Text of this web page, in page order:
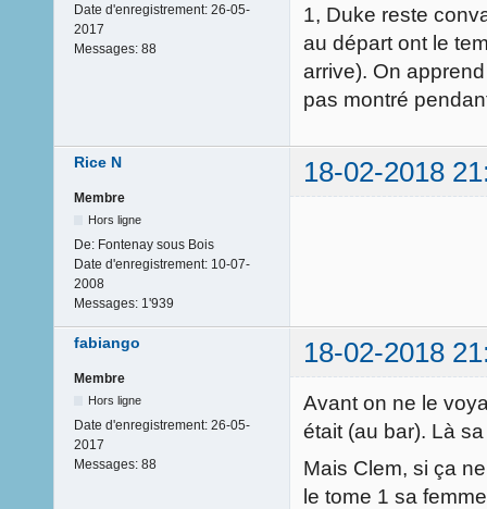
Date d'enregistrement: 26-05-
2017
Messages: 88
1, Duke reste
au départ ont le
arrive). On
pas montré
Rice N 18-02-2018
Membre
Hors ligne
De: Fontenay sous Bois
Date d'enregistrement: 10-07-
2008
Messages: 1'939
fabiango 18-02-2018
Membre
Hors ligne
Date d'enregistrement: 26-05-
2017
Messages: 88
Avant on ne le
était (au bar). Là
Mais Clem, si ça
le tome 1 sa